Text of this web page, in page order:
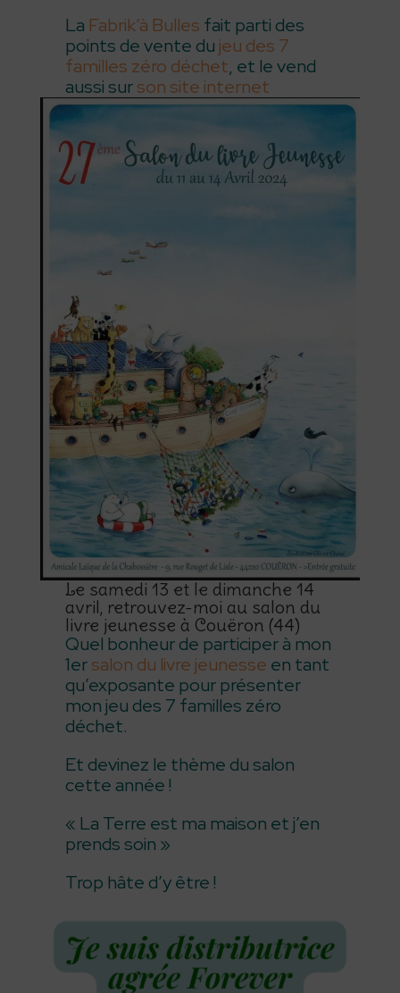
La Fabrik’à Bulles fait parti des
points de vente du jeu des 7
familles zéro déchet, et le vend
aussi surson site internet
Le samedi 13 et le dimanche 14
avril, retrouvez-moi au salon du
livre jeunesse à Couëron (44)
Quel bonheur de participer à mon
1ersalon du livre jeunesse en tant
qu’exposante pour présenter
mon jeu des 7 familles zéro
déchet.
Et devinez le thème du salon
cette année !
« La Terre est ma maison et j’en
prends soin »
Trop hâte d’y être !